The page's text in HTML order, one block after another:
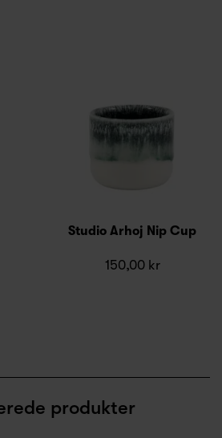
Studio Arhoj Nip Cup
150,00 kr
produkter